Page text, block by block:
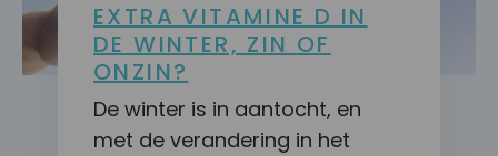
EXTRA VITAMINE D IN
DE WINTER, ZIN OF
ONZIN?
De winter is in aantocht, en
met de verandering in het